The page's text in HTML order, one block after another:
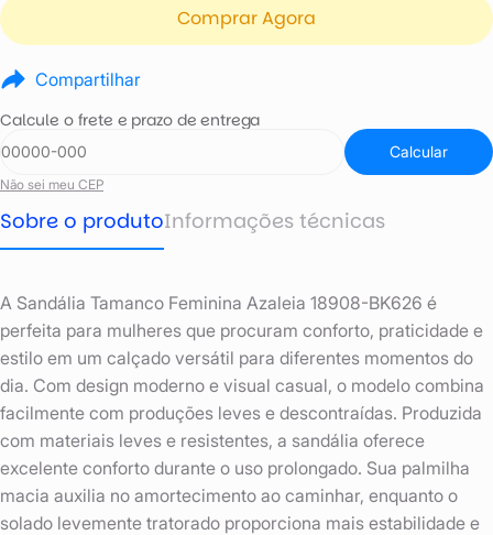
Comprar Agora
Compartilhar
Calcule o frete e prazo de entrega
Calcular
Não sei meu CEP
Sobre o produtoInformações técnicas
A Sandália Tamanco Feminina Azaleia 18908-BK626 é
perfeita para mulheres que procuram conforto, praticidade e
estilo em um calçado versátil para diferentes momentos do
dia. Com design moderno e visual casual, o modelo combina
facilmente com produções leves e descontraídas. Produzida
com materiais leves e resistentes, a sandália oferece
excelente conforto durante o uso prolongado. Sua palmilha
macia auxilia no amortecimento ao caminhar, enquanto o
solado levemente tratorado proporciona mais estabilidade e